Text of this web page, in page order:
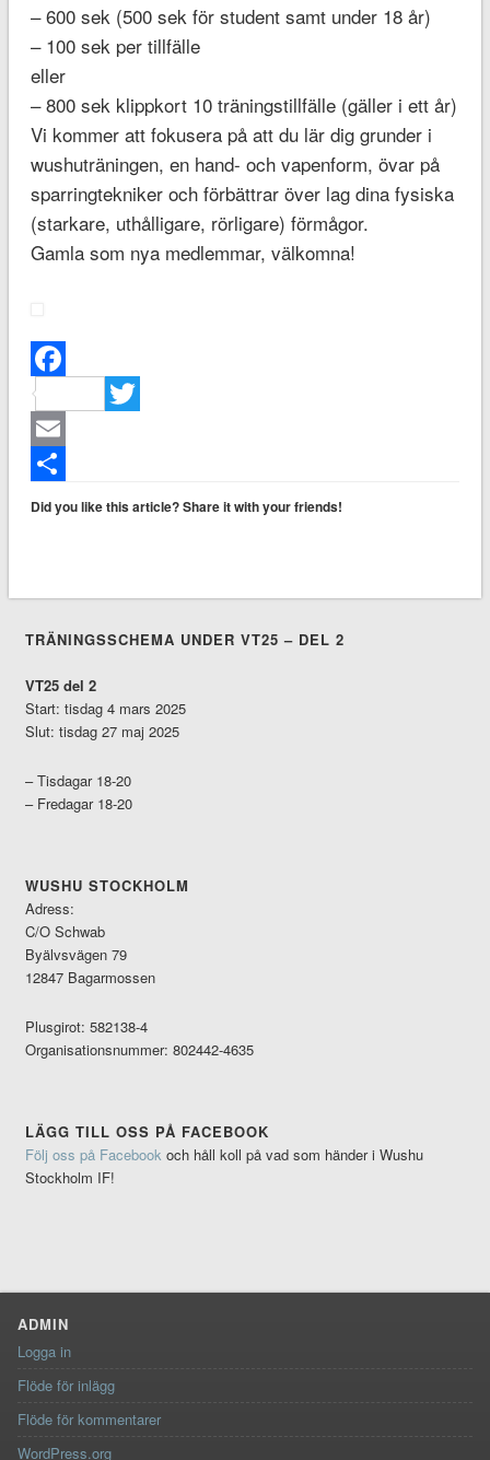
– 600 sek (500 sek för student samt under 18 år)
– 100 sek per tillfälle
eller
– 800 sek klippkort 10 träningstillfälle (gäller i ett år)
Vi kommer att fokusera på att du lär dig grunder i
wushuträningen, en hand- och vapenform, övar på
sparringtekniker och förbättrar över lag dina fysiska
(starkare, uthålligare, rörligare) förmågor.
Gamla som nya medlemmar, välkomna!
Facebook
Twitter
Email
Dela
Did you like this article? Share it with your friends!
TRÄNINGSSCHEMA UNDER VT25 – DEL 2
VT25 del 2
Start: tisdag 4 mars 2025
Slut: tisdag 27 maj 2025
– Tisdagar 18-20
– Fredagar 18-20
WUSHU STOCKHOLM
Adress:
C/O Schwab
Byälvsvägen 79
12847 Bagarmossen
Plusgirot: 582138-4
Organisationsnummer: 802442-4635
LÄGG TILL OSS PÅ FACEBOOK
Följ oss på Facebook och håll koll på vad som händer i Wushu
Stockholm IF!
ADMIN
Logga in
Flöde för inlägg
Flöde för kommentarer
WordPress.org